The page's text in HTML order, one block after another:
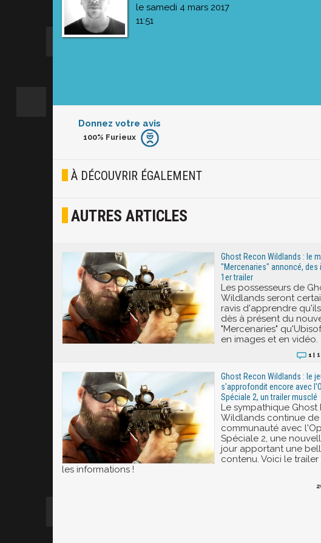
le samedi 4 mars 2017
11:51
Donnez votre avis
Furieux
Joyeux
100% Furieux
À DÉCOUVRIR ÉGALEMENT
AUTRES ARTICLES
Ghost Recon Wildlands : le
"Mercenaries" annoncé, des
1er trailer
Les possesseurs de
Wildlands seront
ravis d'apprendre
dès à présent du
"Mercenaries"
en images et en vidéo.
1 |
Ghost Recon Wildlands : le
s'approfondit encore avec
Spéciale 2, un trailer musclé
Le sympathique Ghost
Wildlands continue de
communauté avec
Spéciale 2, une
jour apportant une
contenu. Voici le
les informations !